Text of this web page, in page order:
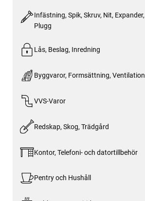
Infästning, Spik, Skruv, Nit, Expander,
Plugg
Lås, Beslag, Inredning
Byggvaror, Formsättning, Ventilation
VVS-Varor
Redskap, Skog, Trädgård
Kontor, Telefoni- och datortillbehör
Pentry och Hushåll